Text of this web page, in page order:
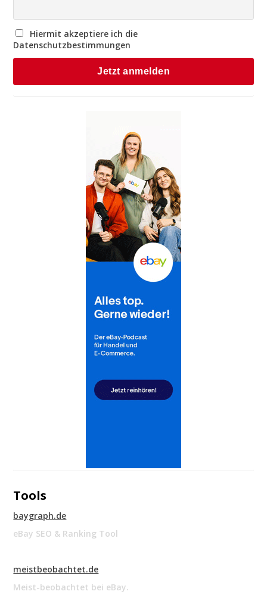
Hiermit akzeptiere ich die
Datenschutzbestimmungen
Tools
baygraph.de
eBay SEO & Ranking Tool
meistbeobachtet.de
Meist-beobachtet bei eBay.